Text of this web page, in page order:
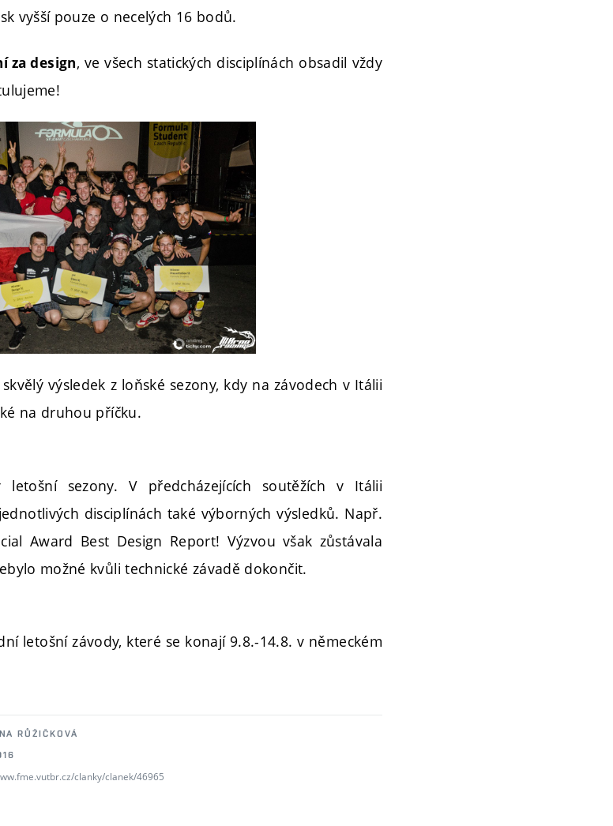
vyšší pouze o necelých 16 bodů.
za design, ve všech statických disciplínách obsadil vždy
výsledek z loňské sezony, kdy na závodech v Itálii
na druhou příčku.
sezony. V předcházejících soutěžích v Itálii
disciplínách také výborných výsledků. Např.
Award Best Design Report! Výzvou však zůstávala
možné kvůli technické závadě dokončit.
letošní závody, které se konají 9.8.-14.8. v německém
RŮŽIČKOVÁ
clanky/clanek/46965